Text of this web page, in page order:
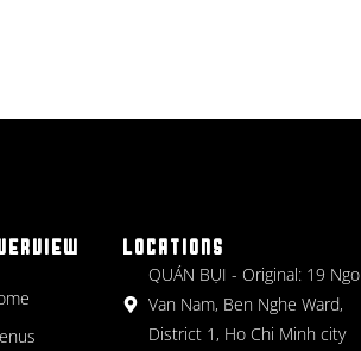
LOCATIONS
QUÁN BỤI - Original: 19 Ngo
Van Nam, Ben Nghe Ward,
District 1, Ho Chi Minh city